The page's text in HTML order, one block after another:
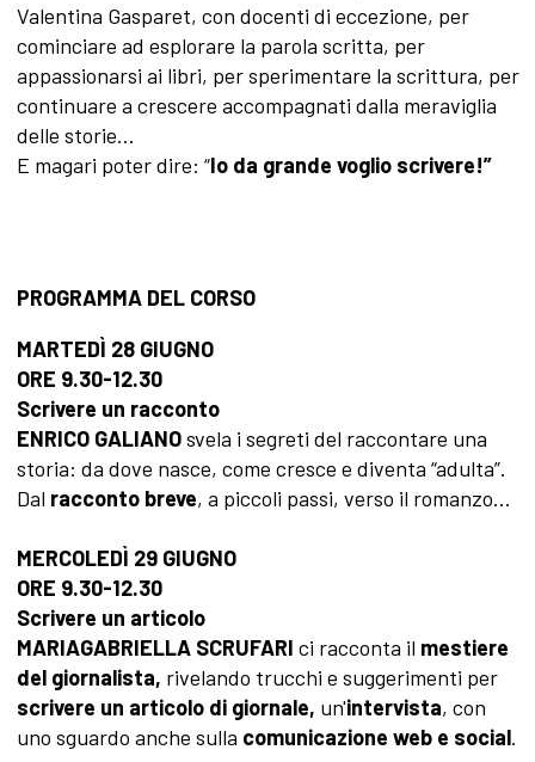
Valentina Gasparet, con docenti di eccezione, per
cominciare ad esplorare la parola scritta, per
appassionarsi ai libri, per sperimentare la scrittura, per
continuare a crescere accompagnati dalla meraviglia
delle storie…
E magari poter dire: “Io da grande voglio scrivere!”
PROGRAMMA DEL CORSO
MARTEDÌ 28 GIUGNO
ORE 9.30-12.30
Scrivere un racconto
ENRICO GALIANOsvela i segreti del raccontare una
storia: da dove nasce, come cresce e diventa “adulta”.
Dal racconto breve, a piccoli passi, verso il romanzo...
MERCOLEDÌ 29 GIUGNO
ORE 9.30-12.30
Scrivere un articolo
MARIAGABRIELLA SCRUFARI ci racconta il mestiere
del giornalista, rivelando trucchi e suggerimenti per
scrivere un articolo di giornale, un'intervista, con
uno sguardo anche sulla comunicazione web e social.